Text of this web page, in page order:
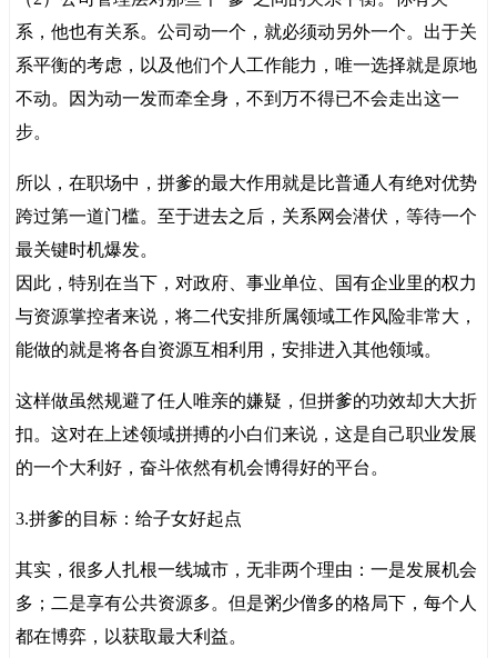
系，他也有关系。公司动一个，就必须动另外一个。出于关
系平衡的考虑，以及他们个人工作能力，唯一选择就是原地
不动。因为动一发而牵全身，不到万不得已不会走出这一
步。
所以，在职场中，拼爹的最大作用就是比普通人有绝对优势
跨过第一道门槛。至于进去之后，关系网会潜伏，等待一个
最关键时机爆发。
因此，特别在当下，对政府、事业单位、国有企业里的权力
与资源掌控者来说，将二代安排所属领域工作风险非常大，
能做的就是将各自资源互相利用，安排进入其他领域。
这样做虽然规避了任人唯亲的嫌疑，但拼爹的功效却大大折
扣。这对在上述领域拼搏的小白们来说，这是自己职业发展
的一个大利好，奋斗依然有机会博得好的平台。
3.拼爹的目标：给子女好起点
其实，很多人扎根一线城市，无非两个理由：一是发展机会
多；二是享有公共资源多。但是粥少僧多的格局下，每个人
都在博弈，以获取最大利益。